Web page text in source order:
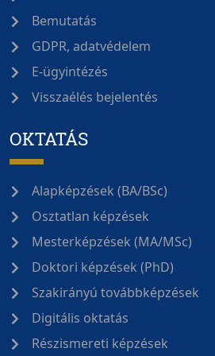
Bemutatás
GDPR, adatvédelem
E-ügyintézés
Visszaélés bejelentés
OKTATÁS
Alapképzések (BA/BSc)
Osztatlan képzések
Mesterképzések (MA/MSc)
Doktori képzések (PhD)
Szakirányú továbbképzések
Digitális oktatás
Részismereti képzések